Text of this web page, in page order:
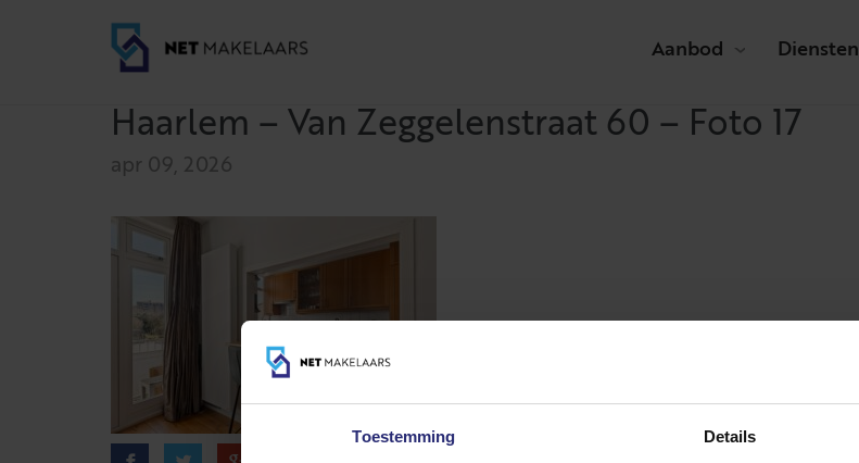
Toestemming Details
Aanbod Diensten
Haarlem – Van Zeggelenstraat 60 – Foto 17
apr 09, 2026